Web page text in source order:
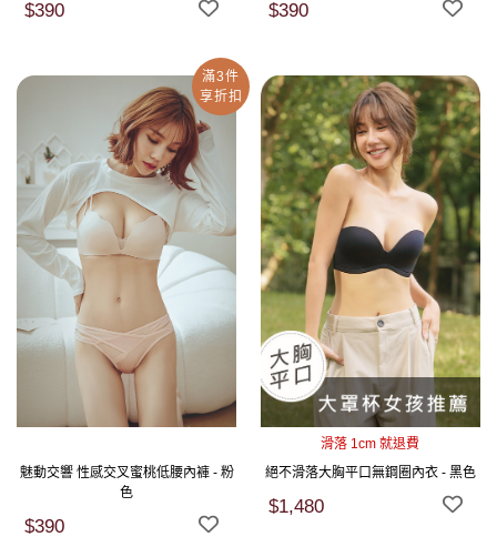
$390 $390
滿3件
享折扣
魅動交響 性感交叉蜜桃低腰內褲 - 粉
色
$390
滑落 1cm 就退費
絕不滑落大胸平口無鋼圈內衣 - 黑色
$1,480